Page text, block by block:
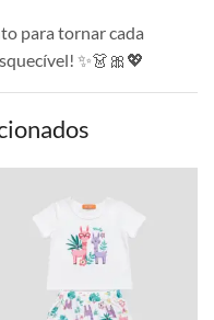
para tornar cada
✨👗🎀💖